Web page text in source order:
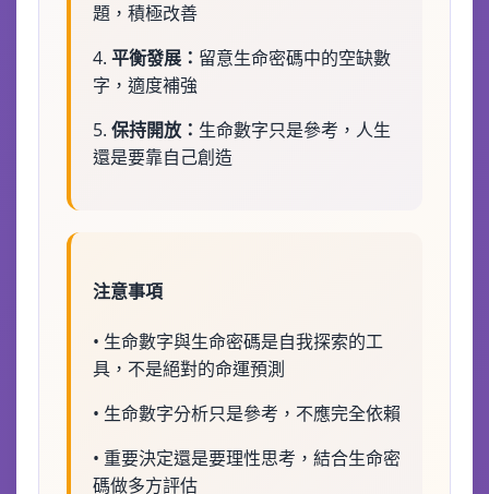
題，積極改善
4. 平衡發展： 留意生命密碼中的空缺數
字，適度補強
5. 保持開放： 生命數字只是參考，人生
還是要靠自己創造
注意事項
• 生命數字與生命密碼是自我探索的工
具，不是絕對的命運預測
• 生命數字分析只是參考，不應完全依賴
• 重要決定還是要理性思考，結合生命密
碼做多方評估